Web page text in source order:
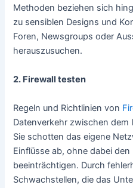
Methoden beziehen sich
zu sensiblen Designs und
Foren, Newsgroups oder
herauszusuchen.
2. Firewall testen
Regeln und Richtlinien von
Datenverkehr zwischen dem
Sie schotten das eigene
Einflüsse ab, ohne dabei
beeinträchtigen. Durch
Schwachstellen, die das